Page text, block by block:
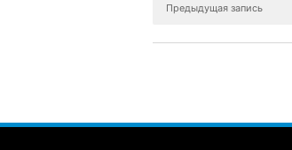
Предыдущая запись